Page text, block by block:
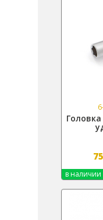
в наличии